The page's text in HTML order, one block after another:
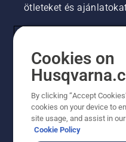
ötleteket és
Cookies on
By clicking “Accept
cookies on your device to
site usage, and assist in
Cookie Policy